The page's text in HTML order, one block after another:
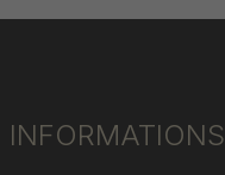
INFORMATIONS